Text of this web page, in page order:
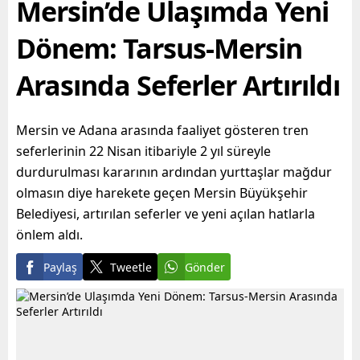
olmayı hedefleyen
Mersin’de Ulaşımda Yeni
Dönem: Tarsus-Mersin
Arasında Seferler Artırıldı
Mersin ve Adana arasında faaliyet gösteren tren
seferlerinin 22 Nisan itibariyle 2 yıl süreyle
durdurulması kararının ardından yurttaşlar mağdur
olmasın diye harekete geçen Mersin Büyükşehir
Belediyesi, artırılan seferler ve yeni açılan hatlarla
önlem aldı.
Paylaş Tweetle Gönder